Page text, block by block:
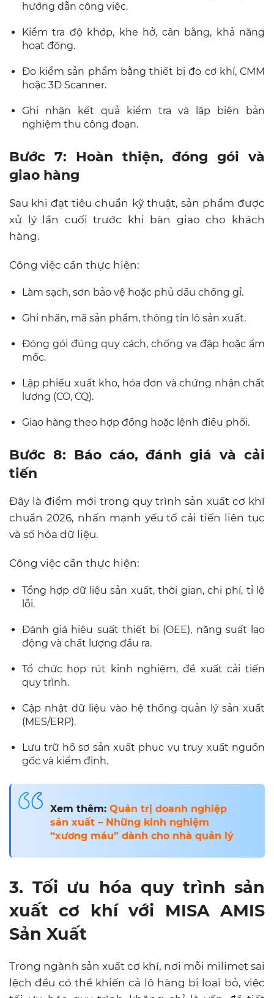
hướng dẫn công việc.
Kiểm tra độ khớp, khe hở, cân bằng, khả năng
hoạt động.
Đo kiểm sản phẩm bằng thiết bị đo cơ khí, CMM
hoặc 3D Scanner.
Ghi nhận kết quả kiểm tra và lập biên bản
nghiệm thu công đoạn.
Bước 7: Hoàn thiện, đóng gói và
giao hàng
Sau khi đạt tiêu chuẩn kỹ thuật, sản phẩm được
xử lý lần cuối trước khi bàn giao cho khách
hàng.
Công việc cần thực hiện:
Làm sạch, sơn bảo vệ hoặc phủ dầu chống gỉ.
Ghi nhãn, mã sản phẩm, thông tin lô sản xuất.
Đóng gói đúng quy cách, chống va đập hoặc ẩm
mốc.
Lập phiếu xuất kho, hóa đơn và chứng nhận chất
lượng (CO, CQ).
Giao hàng theo hợp đồng hoặc lệnh điều phối.
Bước 8: Báo cáo, đánh giá và cải
tiến
Đây là điểm mới trong quy trình sản xuất cơ khí
chuẩn 2026, nhấn mạnh yếu tố cải tiến liên tục
và số hóa dữ liệu.
Công việc cần thực hiện:
Tổng hợp dữ liệu sản xuất, thời gian, chi phí, tỉ lệ
lỗi.
Đánh giá hiệu suất thiết bị (OEE), năng suất lao
động và chất lượng đầu ra.
Tổ chức họp rút kinh nghiệm, đề xuất cải tiến
quy trình.
Cập nhật dữ liệu vào hệ thống quản lý sản xuất
(MES/ERP).
Lưu trữ hồ sơ sản xuất phục vụ truy xuất nguồn
gốc và kiểm định.
Xem thêm: Quản trị doanh nghiệp
sản xuất – Những kinh nghiệm
“xương máu” dành cho nhà quản lý
3. Tối ưu hóa quy trình sản
xuất cơ khí với MISA AMIS
Sản Xuất
Trong ngành sản xuất cơ khí, nơi mỗi milimet sai
lệch đều có thể khiến cả lô hàng bị loại bỏ, việc